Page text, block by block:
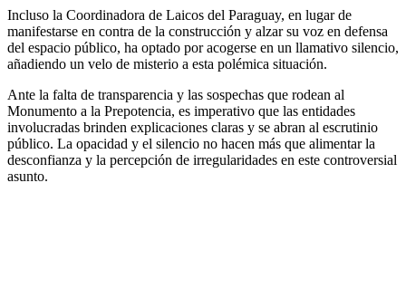
Incluso la Coordinadora de Laicos del Paraguay, en lugar de
manifestarse en contra de la construcción y alzar su voz en defensa
del espacio público, ha optado por acogerse en un llamativo silencio,
añadiendo un velo de misterio a esta polémica situación.
Ante la falta de transparencia y las sospechas que rodean al
Monumento a la Prepotencia, es imperativo que las entidades
involucradas brinden explicaciones claras y se abran al escrutinio
público. La opacidad y el silencio no hacen más que alimentar la
desconfianza y la percepción de irregularidades en este controversial
asunto.